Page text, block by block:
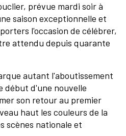
prévue mardi soir à
saison exceptionnelle et
l'occasion de célébrer,
attendu depuis quarante
autant l'aboutissement
début d'une nouvelle
son retour au premier
haut les couleurs de la
scènes nationale et